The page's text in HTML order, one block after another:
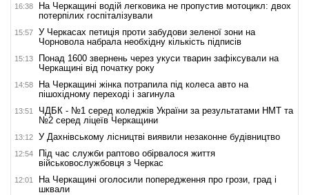
16:38
На Черкащині водій легковика не пропустив мотоцикл: двох
потерпілих госпіталізували
15:57
У Черкасах петиція проти забудови зеленої зони на
Чорновола набрала необхідну кількість підписів
15:13
Понад 1600 звернень через укуси тварин зафіксували на
Черкащині від початку року
14:58
На Черкащині жінка потрапила під колеса авто на
пішохідному переході і загинула
13:51
ЧДБК - №1 серед коледжів України за результатами НМТ та
№2 серед ліцеїв Черкащини
13:12 У Дахнівському лісництві виявили незаконне будівництво
12:54
Під час служби раптово обірвалося життя
військовослужбовця з Черкас
12:01
На Черкащині оголосили попередження про грози, град і
шквали